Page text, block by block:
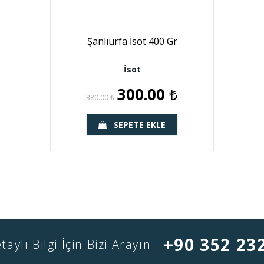
Şanlıurfa İsot 400 Gr
İsot
380.00₺ 300.00 ₺
SEPETE EKLE
Bilgi İçin Bizi Arayın +90 352